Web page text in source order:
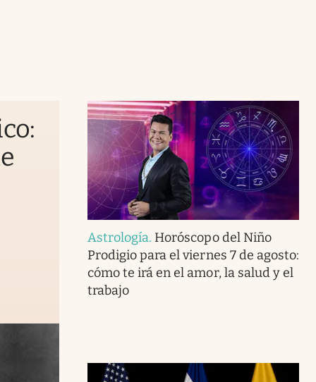
Astrología. Horóscopo del Niño
Prodigio para el viernes 7 de agosto:
cómo te irá en el amor, la salud y el
trabajo